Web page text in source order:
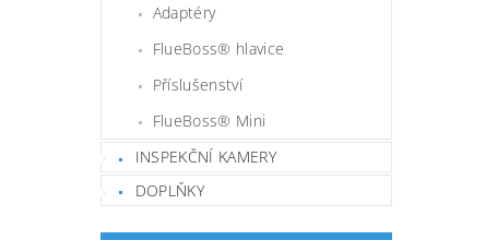
Adaptéry
FlueBoss® hlavice
Příslušenství
FlueBoss® Mini
INSPEKČNÍ KAMERY
DOPLŇKY